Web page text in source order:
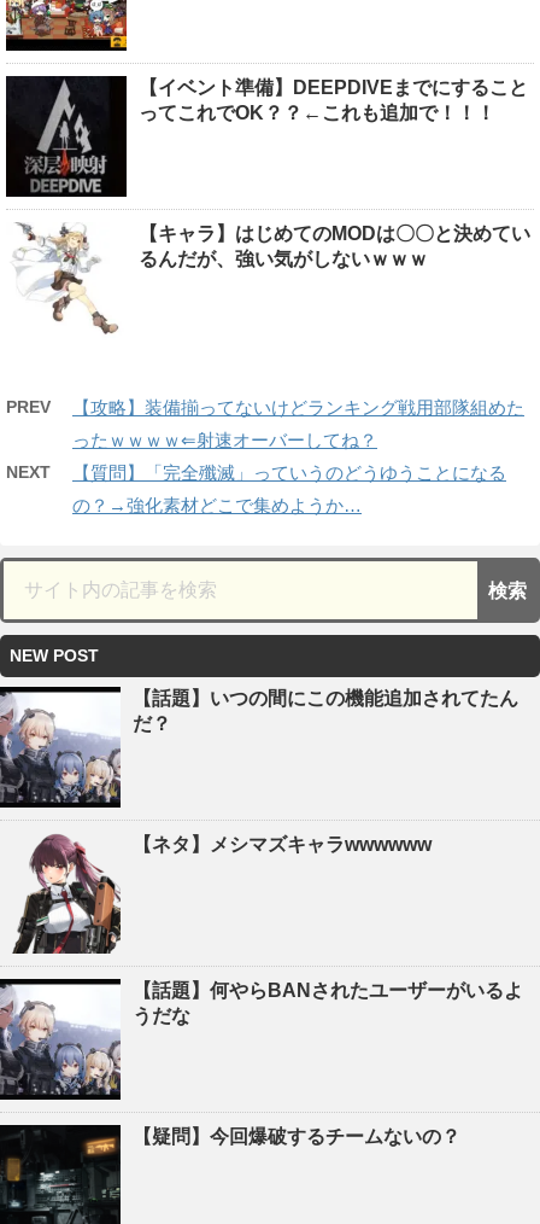
【イベント準備】DEEPDIVEまでにすること
ってこれでOK？？←これも追加で！！！
【キャラ】はじめてのMODは〇〇と決めてい
るんだが、強い気がしないｗｗｗ
PREV
【攻略】装備揃ってないけどランキング戦用部隊組めた
ったｗｗｗｗ⇐射速オーバーしてね？
NEXT
【質問】「完全殲滅」っていうのどうゆうことになる
の？→強化素材どこで集めようか…
NEW POST
【話題】いつの間にこの機能追加されてたん
だ？
【ネタ】メシマズキャラwwwwww
【話題】何やらBANされたユーザーがいるよ
うだな
【疑問】今回爆破するチームないの？